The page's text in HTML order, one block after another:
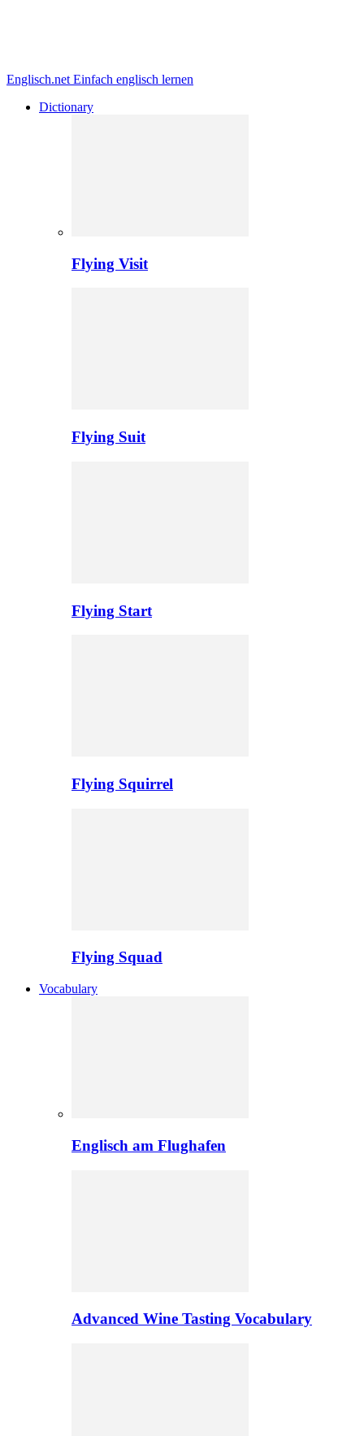
Englisch.net Einfach englisch lernen
Dictionary
Flying Visit
Flying Suit
Flying Start
Flying Squirrel
Flying Squad
Vocabulary
Englisch am Flughafen
Advanced Wine Tasting Vocabulary